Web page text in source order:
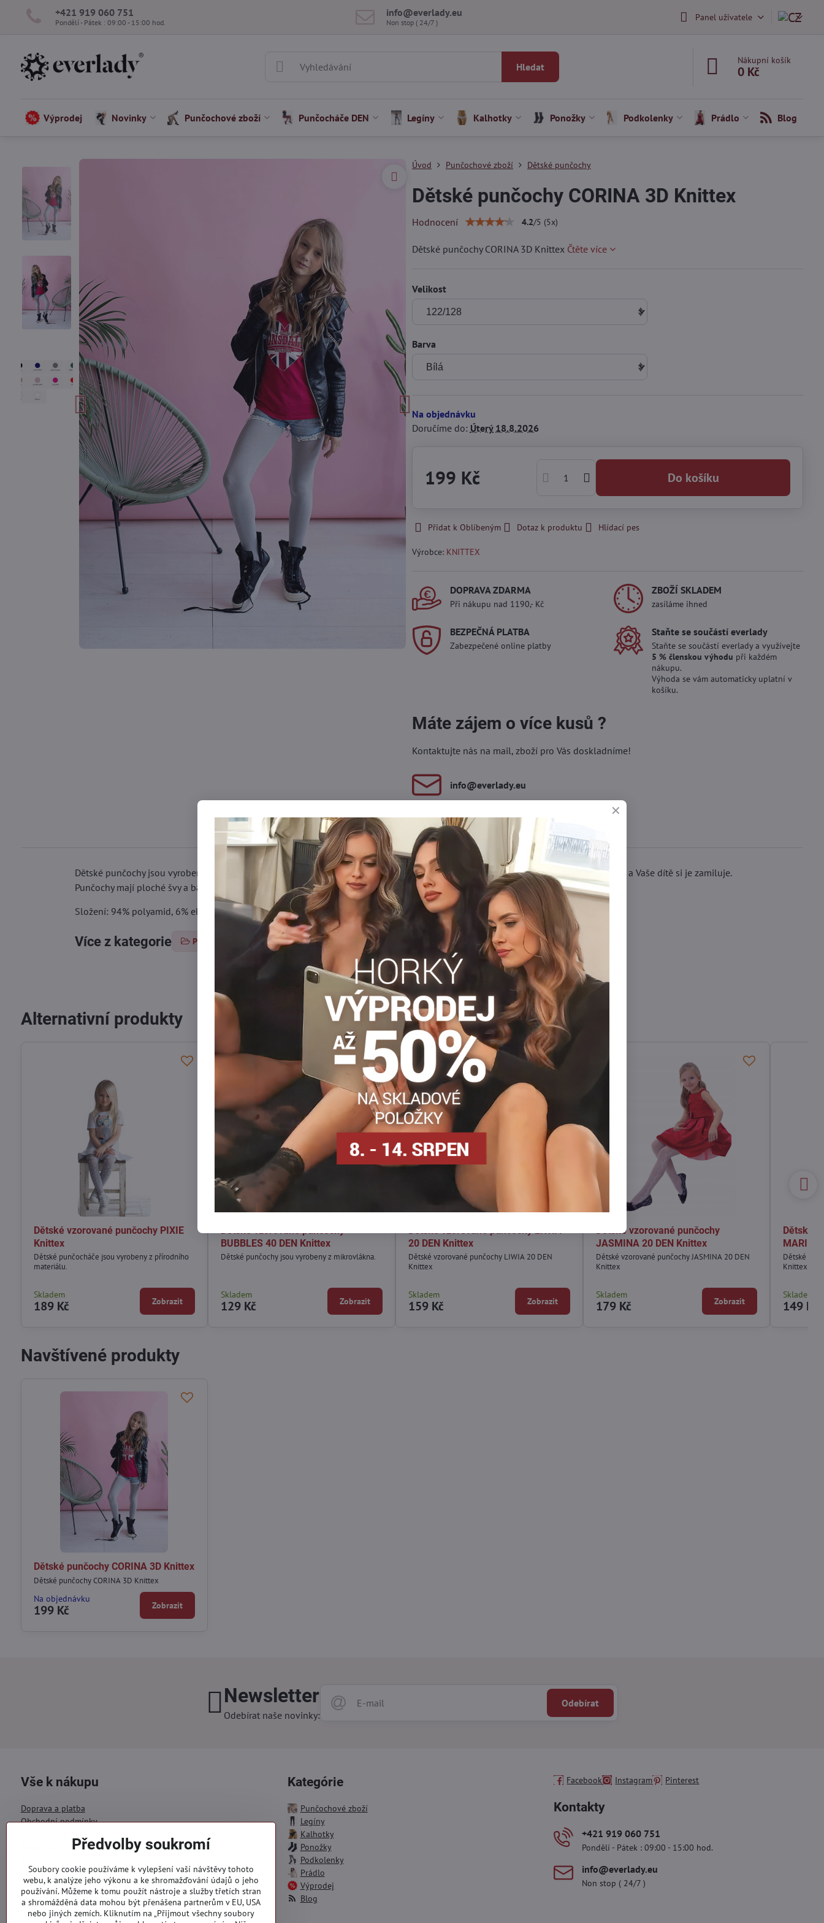
+421 919 060 751
Pondělí - Pátek : 09:00 - 15:00 hod.
info​@everlady​.eu
Non stop ( 24/7 ) Panel uživatele
Hledat
Nákupní košík
0 Kč
Výprodej Novinky Punčochové zboží Punčocháče DEN Legíny Kalhotky Ponožky Podkolenky Prádlo Blog
Úvod Punčochové zboží Dětské punčochy
Dětské punčochy CORINA 3D Knittex
Hodnocení 4.2/5 (5x)
Dětské punčochy CORINA 3D Knittex Čtěte více
Velikost
Barva
Na objednávku
Doručíme do: Úterý18.8.2026
199 Kč Do košíku
Přidat k Oblíbeným Dotaz k produktu Hlídací pes
Výrobce: KNITTEX
DOPRAVA ZDARMA
Při nákupu nad 1190,- Kč
ZBOŽÍ SKLADEM
zasíláme ihned
BEZPEČNÁ PLATBA
Zabezpečené online platby
Staňte se součástí everlady
Staňte se součástí everlady a využívejte
5 % členskou výhodu při každém
nákupu.
Výhoda se vám automaticky uplatní v
košíku.
Máte zájem o více kusů ?
Kontaktujte nás na mail, zboží pro Vás doskladníme!
info​@everlady​.eu
Popis Recenze 0 Diskuse
Dětské punčochy jsou vyrobeny z mikrovlákna 3D technologií, díky čemuž jsou odolné vůči poškození. Na dotek jsou velmi příjemné a Vaše dítě si je zamiluje.
Punčochy mají ploché švy a bavlněný klínek pro pohodlné nošení. Vhodné pro zimní období k sukni či pod kalhoty.
Složení: 94% polyamid, 6% elastan
Více z kategorie Punčochové zboží Dětské punčochy Dámské punčocháče DEN Detské pančuchy
FacebookTwitterBlueskyPinterestRedditLinkedIn WhatsApp
mail
Alternativní produkty
Dětské vzorované punčochy PIXIE
Knittex
Dětské punčocháče jsou vyrobeny z přírodního
materiálu.
Skladem
189 Kč Zobrazit
BUBBLES 40 DEN Knittex
Dětské punčochy jsou vyrobeny z mikrovlákna.
Skladem
129 Kč Zobrazit
20 DEN Knittex
Dětské vzorované punčochy LIWIA 20 DEN
Knittex
Skladem
159 Kč Zobrazit
Dětské vzorované punčochy
JASMINA 20 DEN Knittex
Dětské vzorované punčochy JASMINA 20 DEN
Knittex
Skladem
179 Kč Zobrazit
Dětské
MARIKA
Dětské
Knittex
Skladem
149 Kč
Navštívené produkty
Dětské punčochy CORINA 3D Knittex
Dětské punčochy CORINA 3D Knittex
Na objednávku
199 Kč Zobrazit
Newsletter
Odebírat naše novinky:
Odebírat
Vše k nákupu
Doprava a platba
Obchodní podmínky
Reklamační formulář
Objednávky
Stav objednávky
Kategórie
Punčochové zboží
Legíny
Kalhotky
Ponožky
Podkolenky
Prádlo
Výprodej
Blog
Facebook Instagram Pinterest
Kontakty
+421 919 060 751
Pondělí - Pátek : 09:00 - 15:00 hod.
info​@everlady​.eu
Non stop ( 24/7 )
Předvolby soukromí
Soubory cookie používáme k vylepšení vaší návštěvy tohoto
webu, k analýze jeho výkonu a ke shromažďování údajů o jeho
používání. Můžeme k tomu použít nástroje a služby třetích stran
a shromážděná data mohou být přenášena partnerům v EU, USA
nebo jiných zemích. Kliknutím na „Přijmout všechny soubory